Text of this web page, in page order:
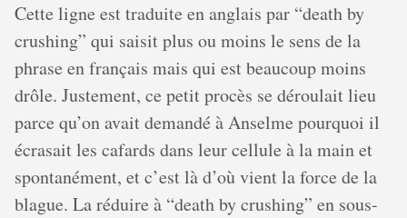
Cette ligne est traduite en anglais par “death by
crushing” qui saisit plus ou moins le sens de la
phrase en français mais qui est beaucoup moins
drôle. Justement, ce petit procès se déroulait lieu
parce qu’on avait demandé à Anselme pourquoi il
écrasait les cafards dans leur cellule à la main et
spontanément, et c’est là d’où vient la force de la
blague. La réduire à “death by crushing” en sous-